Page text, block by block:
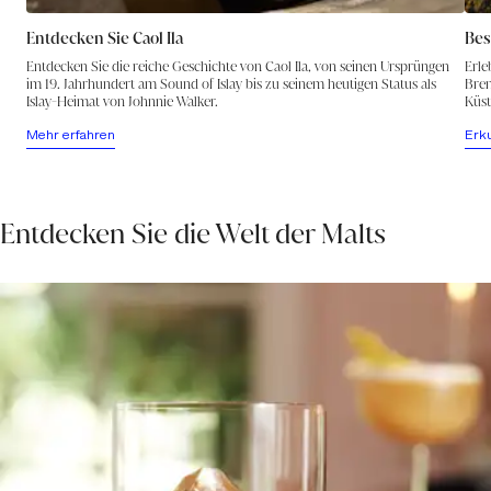
Entdecken Sie Caol Ila
Entdecken Sie die reiche Geschichte von Caol Ila, von seinen Ursprüngen
im 19. Jahrhundert am Sound of Islay bis zu seinem heutigen Status als
Islay-Heimat von Johnnie Walker.
Mehr erfahren
Entdecken Sie die Welt der Malts